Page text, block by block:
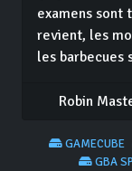
examens sont
revient, les
les barbecues
Robin
GAMECUBE
GBA SP